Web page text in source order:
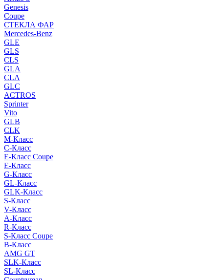
Genesis
Coupe
СТЕКЛА ФАР
Mercedes-Benz
GLE
GLS
CLS
GLA
CLA
GLC
ACTROS
Sprinter
Vito
GLB
CLK
M-Класс
C-Класс
E-Класс Coupe
E-Класс
G-Класс
GL-Класс
GLK-Класс
S-Класс
V-Класс
A-Класс
R-Класс
S-Класс Сoupe
B-Класс
AMG GT
SLK-Класс
SL-Класс